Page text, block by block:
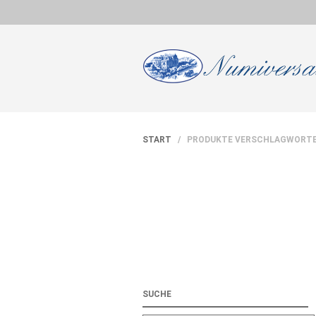
START / PRODUKTE
SUCHE